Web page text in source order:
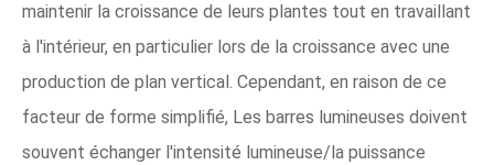
maintenir la croissance de leurs plantes tout en travaillant
à l'intérieur, en particulier lors de la croissance avec une
production de plan vertical. Cependant, en raison de ce
facteur de forme simplifié, Les barres lumineuses doivent
souvent échanger l'intensité lumineuse/la puissance